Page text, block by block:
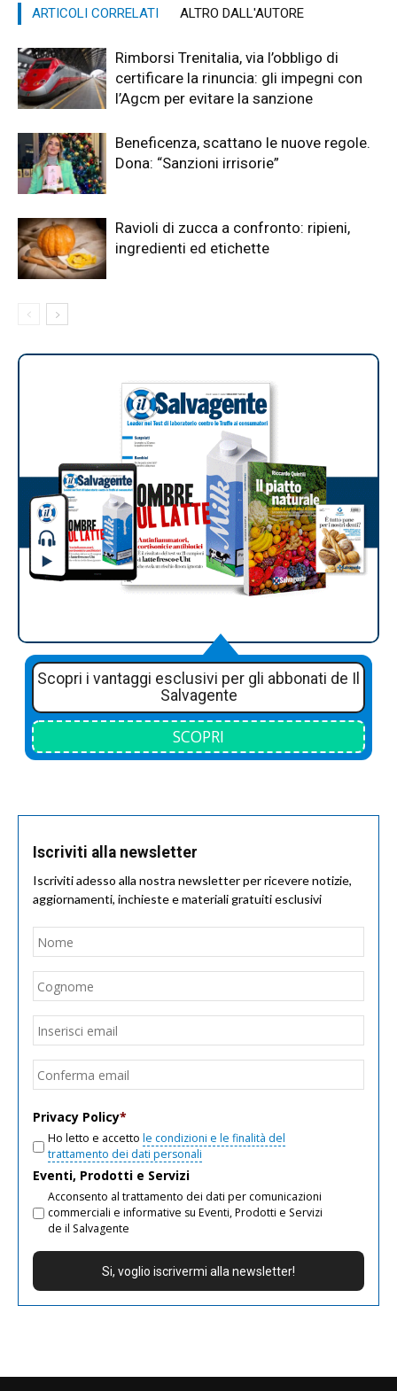
ARTICOLI CORRELATI ALTRO DALL'AUTORE
Rimborsi Trenitalia, via l’obbligo di
certificare la rinuncia: gli impegni con
l’Agcm per evitare la sanzione
Beneficenza, scattano le nuove regole.
Dona: “Sanzioni irrisorie”
Ravioli di zucca a confronto: ripieni,
ingredienti ed etichette
Scopri i vantaggi esclusivi per gli abbonati de Il
Salvagente
SCOPRI
Iscriviti alla newsletter
Iscriviti adesso alla nostra newsletter per ricevere notizie,
aggiornamenti, inchieste e materiali gratuiti esclusivi
Nome
Email
Privacy Policy*
Ho letto e accetto le condizioni e le finalità del
trattamento dei dati personali
Eventi, Prodotti e Servizi
Acconsento al trattamento dei dati per comunicazioni
commerciali e informative su Eventi, Prodotti e Servizi
de il Salvagente